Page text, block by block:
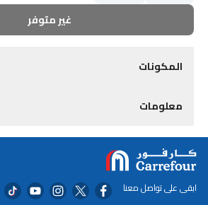
غير متوفر
المكونات
معلومات
ابقى على تواصل معنا